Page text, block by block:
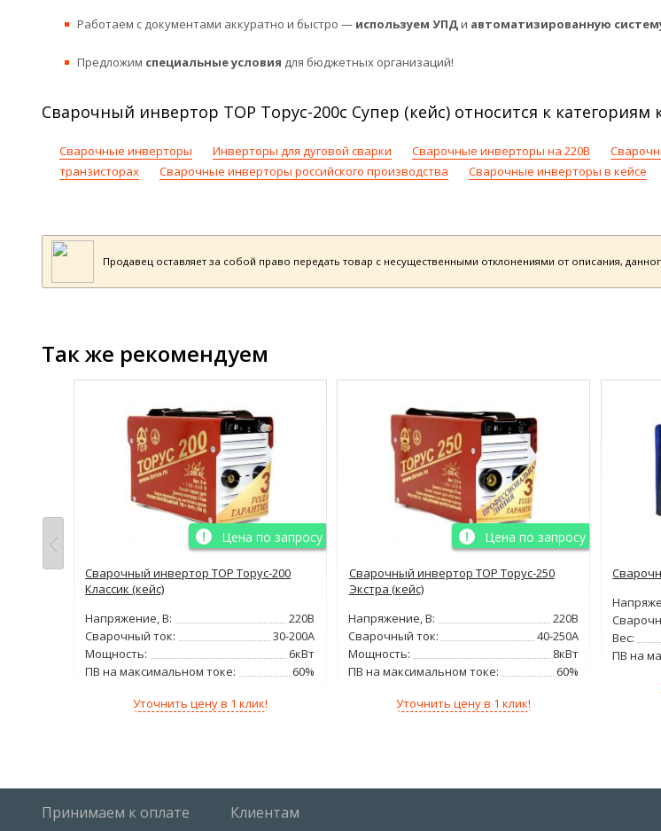
Работаем с документами аккуратно и быстро — используем УПДи автоматизированную
Предложим специальные условия для бюджетных организаций!
Сварочный инвертор ТОР Торус-200с Супер (кейс) относится к категориям
Сварочные инверторы Инверторы для дуговой сварки Сварочные инверторы на 220В
транзисторах
Сварочные инверторы российского производства Сварочные инверторы в кейсе
Продавец оставляет за собой право передать товар с несущественными отклонениями от описания,
Так же рекомендуем
240
Цена по запросу
Сварочный инвертор ТОР Торус-200
Классик (кейс)
Напряжение, В:
220В
Сварочный ток:
30-200А
Мощность:
6кВт
ПВ на максимальном токе:
60%
Уточнить цену в 1 клик!
Цена по запросу
Сварочный инвертор ТОР Торус-250
Экстра (кейс)
Напряжение, В:
220В
Сварочный ток:
40-250А
Мощность:
8кВт
ПВ на максимальном токе:
60%
Уточнить цену в 1 клик!
Вес:
ПВ на
Принимаем к оплате Клиентам